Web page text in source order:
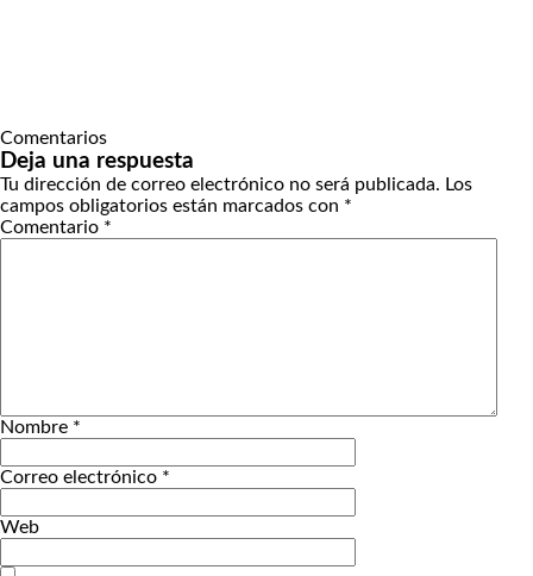
Comentarios
Deja una respuesta
Tu dirección de correo electrónico no será publicada. Los
campos obligatorios están marcados con *
Comentario *
Nombre *
Correo electrónico *
Web